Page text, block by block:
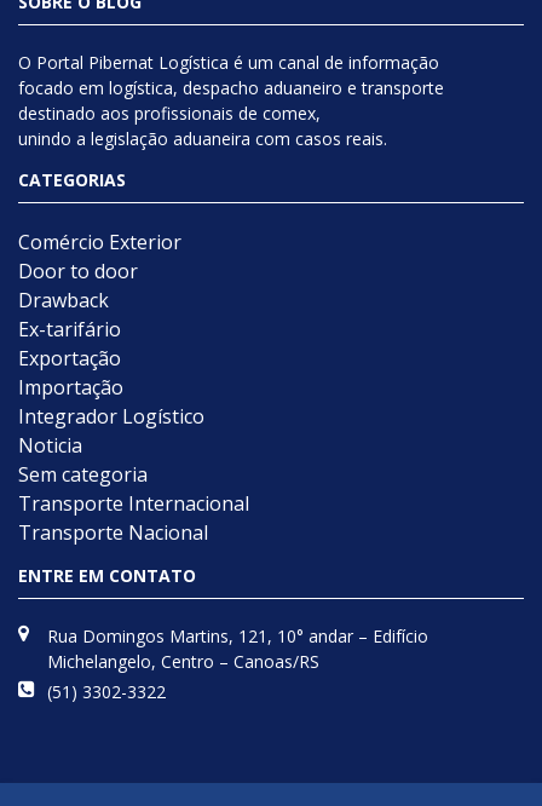
O Portal Pibernat Logística é um canal de informação
focado em logística, despacho aduaneiro e transporte
destinado aos profissionais de comex,
unindo a legislação aduaneira com casos reais.
CATEGORIAS
Comércio Exterior
Door to door
Drawback
Ex-tarifário
Exportação
Importação
Integrador Logístico
Noticia
Sem categoria
Transporte Internacional
Transporte Nacional
ENTRE EM CONTATO
Rua Domingos Martins, 121, 10° andar – Edifício
Michelangelo, Centro – Canoas/RS
(51) 3302-3322